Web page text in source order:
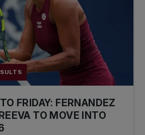
FRIDAY: FERNANDEZ
TO MOVE INTO